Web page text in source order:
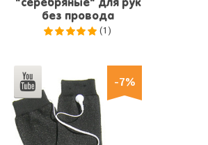
"серебряные" для рук
без провода
(1)
-7%